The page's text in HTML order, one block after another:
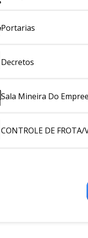
Portarias
Decretos
Sala Mineira Do
CONTROLE DE FROTA/